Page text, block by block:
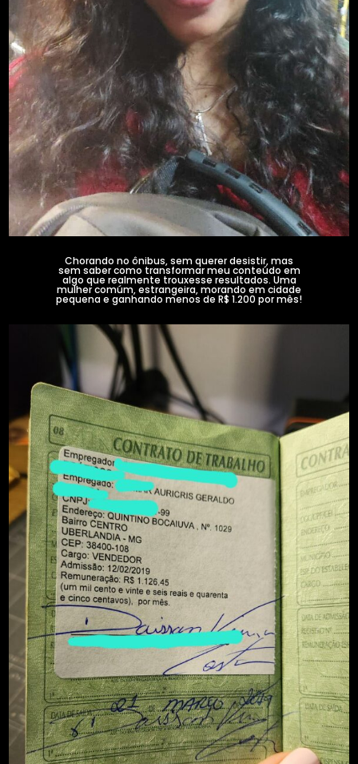
Chorando no ônibus, sem querer desistir, mas
sem saber como transformar meu conteúdo em
algo que realmente trouxesse resultados. Uma
mulher comúm, estrangeira, morando em cidade
pequena e ganhando menos de R$ 1.200 por mês!